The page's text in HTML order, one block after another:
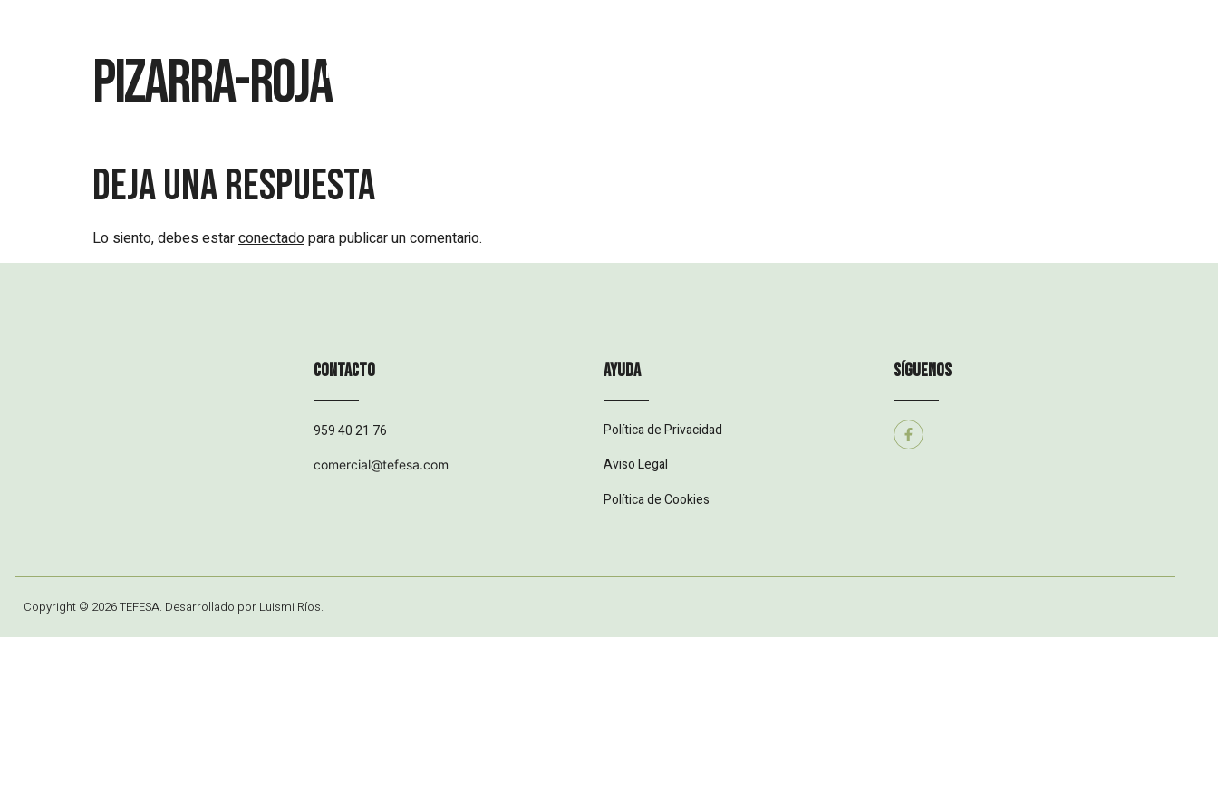
Inicio
Pizarra-Roja
Deja una respuesta
Lo siento, debes estarconectadopara publicar un comentario.
Contacto
959 40 21 76
comercial@tefesa.com
ayuda
Política de Privacidad
Aviso Legal
Política de Cookies
síguenos
Copyright © 2026 TEFESA. Desarrollado por Luismi Ríos.